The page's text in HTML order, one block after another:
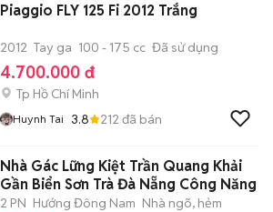
Piaggio FLY 125 Fi 2012 Trắng
2012 Tay ga 100 - 175 cc Đã sử dụng
4.700.000 đ
Tp Hồ Chí Minh
Huynh Tai 3.8 212 đã bán
Nhà Gác Lững Kiệt Trần Quang Khải
Gần Biển Sơn Trà Đà Nẵng Công Năng
2 PN Hướng Đông Nam Nhà ngõ, hẻm